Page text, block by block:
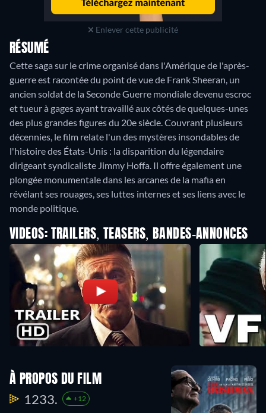
Enlever cette publicité
RÉSUMÉ
Cette saga sur le crime organisé dans l'Amérique de l'après-
guerre est racontée du point de vue de Frank Sheeran, un
ancien soldat de la Seconde Guerre mondiale devenu escroc
et tueur à gages ayant travaillé aux côtés de quelques-unes
des plus grandes figures du 20e siècle. Couvrant plusieurs
décennies, le film relate l'un des mystères insondables de
l'histoire des États-Unis : la disparition du légendaire
dirigeant syndicaliste Jimmy Hoffa. Il offre également une
plongée monumentale dans les arcanes de la mafia en
révélant ses rouages, ses luttes internes et ses liens avec le
monde politique.
VIDEOS: TRAILERS, TEASERS, BANDES-ANNONCES
À PROPOS DU FILM
1233. +12